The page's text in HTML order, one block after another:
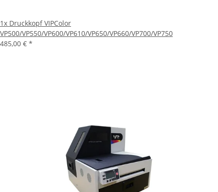
1x Druckkopf VIPColor
VP500/VP550/VP600/VP610/VP650/VP660/VP700/VP750
485,00 € *